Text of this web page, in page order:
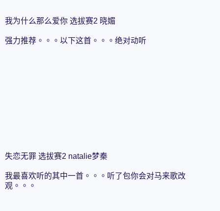
我为什么那么爱你 选拔赛2 晓媚
强力推荐。。。以下这首。。。绝对动听
失恋无罪 选拔赛2 natalie梦秦
我最喜欢听的其中一首。。。听了包你会对马来歌改
观。。。